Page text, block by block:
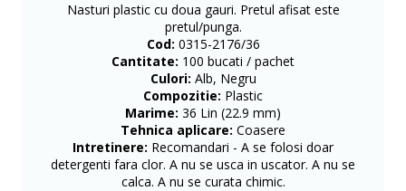
Nasturi plastic cu doua gauri. Pretul afisat este
pretul/punga.
Cod: 0315-2176/36
Cantitate: 100 bucati / pachet
Culori: Alb, Negru
Compozitie: Plastic
Marime: 36 Lin (22.9 mm)
Tehnica aplicare: Coasere
Intretinere: Recomandari - A se folosi doar
detergenti fara clor. A nu se usca in uscator. A nu se
calca. A nu se curata chimic.